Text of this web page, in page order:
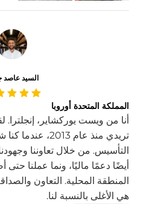
السيد عاصد
المملكة المتحدة أوروبا
أنا من ويست يوركشاير،
تريدي منذ عام
التأسيس. من خلال تعاوننا
أيضًا دعمًا ماليًا، ونما عملنا
المنطقة المحلية. التعاون
هي الأغلى بالنسبة لنا.